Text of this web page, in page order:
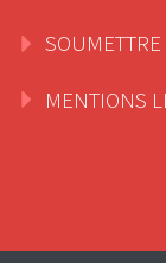
MENTIONS